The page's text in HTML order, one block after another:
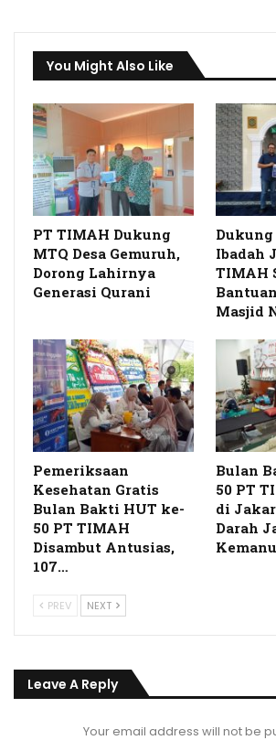
You Might Also Like
PT TIMAH Dukung
MTQ Desa Gemuruh,
Dorong Lahirnya
Generasi Qurani
Ibadah
TIMAH
Masjid
Pemeriksaan
Kesehatan Gratis
Bulan Bakti HUT ke-
50 PT TIMAH
Disambut Antusias,
107…
Bulan
50 PT
di
Darah
PREV NEXT
Leave A Reply
Your email address will not be